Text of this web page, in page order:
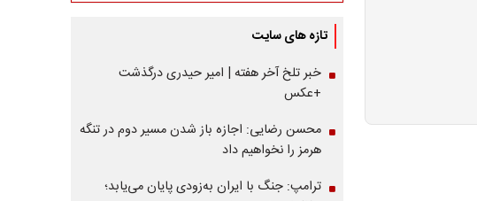
تازه های سایت
خبر تلخ آخر هفته | امیر حیدری درگذشت
+عکس
محسن رضایی: اجازه باز شدن مسیر دوم در تنگه
هرمز را نخواهیم داد
ترامپ: جنگ با ایران به‌زودی پایان می‌یابد؛